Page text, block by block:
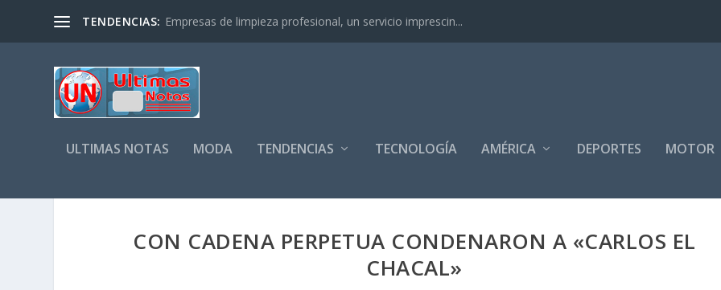
TENDENCIAS: Empresas de limpieza profesional, un servicio imprescin...
ULTIMAS NOTAS MODA TENDENCIAS TECNOLOGÍA AMÉRICA DEPORTES MOTOR
CON CADENA PERPETUA CONDENARON A «CARLOS EL
CHACAL»